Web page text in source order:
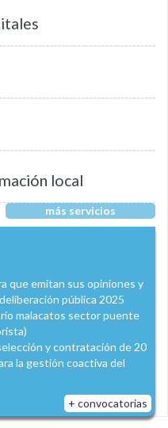
local
más servicios
que emitan sus opiniones y
pública 2025
malacatos sector puente
y contratación de 20
la gestión coactiva del
+ convocatorias